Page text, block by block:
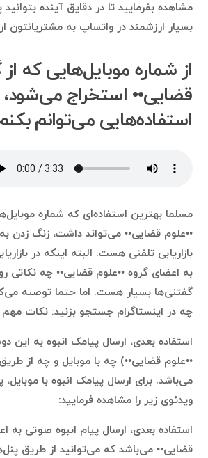
مشاهده بفرمایید تا در دقایق آینده بتوانید
بسیار ارزشمند در واتساپ به مشتریانتون
از شماره موبایل‌هایی که از
قضایی•• استخراج
استفاده‌هایی می‌توانم
مسلما بهترین استفاده‌ای که شماره
••علوم قضایی•• می‌تواند داشت، زنگ زدن
بازاریابی تلفنی هست. البته اینکه در
به اعضای گروه ••علوم قضایی•• چه نکاتی
گفتنی‌ها بسیار هست. اما حتما توصیه
چه در اینستاگرام جستجو بزنید: نکات مهم
استفاده بعدی، ارسال پیامک انبوه به این
••علوم قضایی••) چه با موبایل و چه از
می‌باشد. برای ارسال پیامک انبوه با
ویدئوی زیر را مشاهده فرمایید:
استفاده بعدی، ارسال پیام انبوه صوتی به
قضایی•• می‌باشد که می‌توانید از طریق